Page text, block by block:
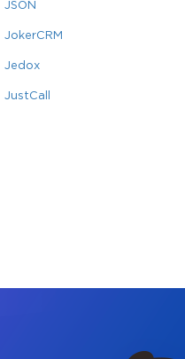
JSON
JokerCRM
Jedox
JustCall